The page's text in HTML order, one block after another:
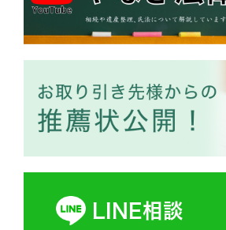
LINE相談